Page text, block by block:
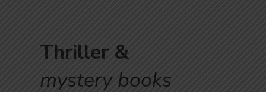
Thriller &
mystery books